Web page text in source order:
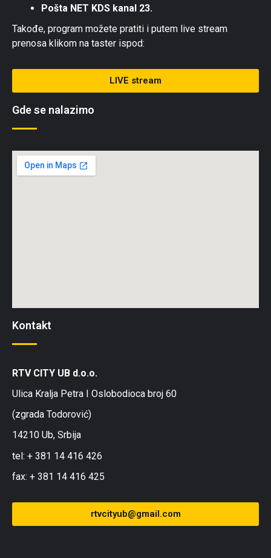
Pošta NET KDS kanal 23.
Takođe, program možete pratiti i putem live stream
prenosa klikom na taster ispod:
LIVE stream
Gde se nalazimo
Kontakt
RTV CITY UB d.o.o.
Ulica Kralja Petra I Oslobodioca broj 60
(zgrada Todorović)
14210 Ub, Srbija
tel: + 381 14 416 426
fax: + 381 14 416 425
rtvcityub@gmail.com